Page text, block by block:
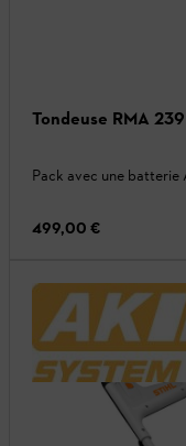
Tondeuse RMA
Pack avec une batterie
499,00 €